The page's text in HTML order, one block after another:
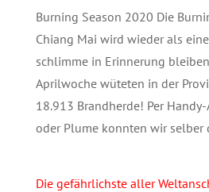
Burning Season 2020 Die
Chiang Mai wird wieder als
schlimme in Erinnerung
Aprilwoche wüteten in der
18.913 Brandherde! Per
oder Plume konnten wir selber
Die gefährlichste aller